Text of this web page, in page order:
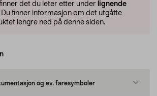
det du leter etter under lignende
Du finner informasjon om det utgåtte
lengre ned på denne siden.
og ev. faresymboler